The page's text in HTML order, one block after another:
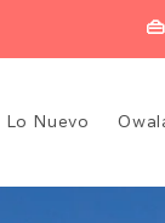
Lo Nuevo